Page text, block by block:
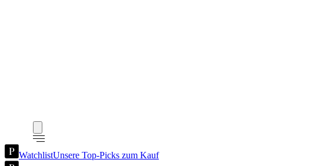
WatchlistUnsere Top-Picks zum Kauf